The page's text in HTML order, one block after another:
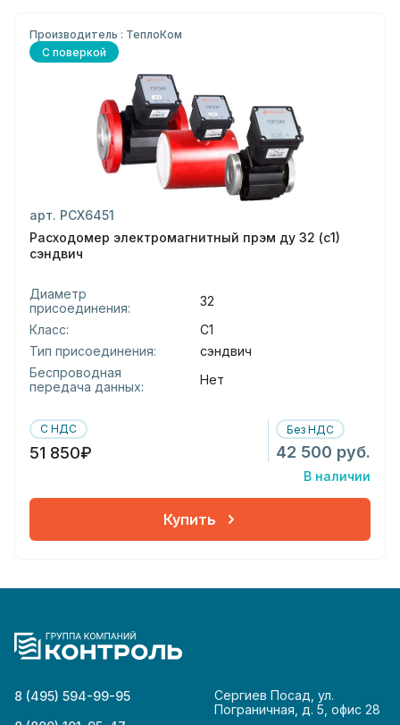
Производитель : ТеплоКом
С поверкой
арт. РСХ6451
Расходомер электромагнитный прэм ду 32 (с1)
сэндвич
Диаметр
присоединения:
32
Класс:
С1
Тип присоединения:
сэндвич
Беспроводная
передача данных:
Нет
С НДС
51 850₽
Без НДС
42 500 руб.
В наличии
Купить
8 (495) 594-99-95
Сергиев Посад, ул.
Пограничная, д. 5, офис 28